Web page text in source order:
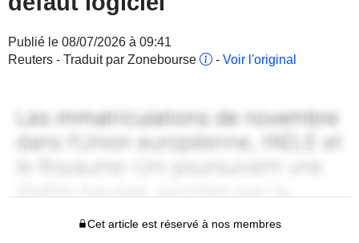
Publié le 08/07/2026 à 09:41
Reuters - Traduit par Zonebourse
- Voir l'original
Cet article est réservé à nos membres